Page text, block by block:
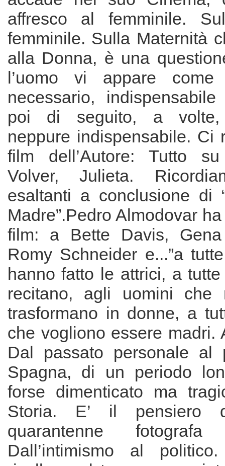
affresco al femminile.
femminile. Sulla Maternità
alla Donna, è una
l’uomo vi appare come
necessario,
poi di seguito, a volte,
neppure indispensabile. Ci
film dell’Autore: Tutto
Volver, Julieta.
esaltanti a conclusione di
Madre”.Pedro Almodovar
film: a Bette Davis,
Romy Schneider e...”a
hanno fatto le attrici, a
recitano, agli uomini che
trasformano in donne, a
che vogliono essere madri.
Dal passato personale al
Spagna, di un periodo
forse dimenticato ma
Storia. E’ il pensiero
quarantenne
Dall’intimismo al